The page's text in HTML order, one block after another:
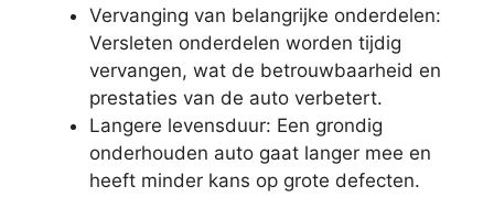
Vervanging van belangrijke onderdelen:
Versleten onderdelen worden tijdig
vervangen, wat de betrouwbaarheid en
prestaties van de auto verbetert.
Langere levensduur: Een grondig
onderhouden auto gaat langer mee en
heeft minder kans op grote defecten.